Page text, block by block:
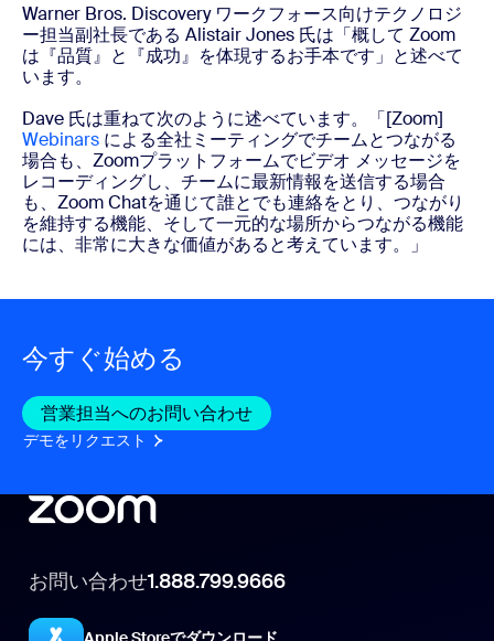
Warner Bros. Discovery ワークフォース向けテクノロジ
ー担当副社長である Alistair Jones 氏は「概して Zoom
は『品質』と『成功』を体現するお手本です」と述べて
います。
Dave 氏は重ねて次のように述べています。「[Zoom]
Webinars による全社ミーティングでチームとつながる
場合も、Zoomプラットフォームでビデオ メッセージを
レコーディングし、チームに最新情報を送信する場合
も、Zoom Chatを通じて誰とでも連絡をとり、つながり
を維持する機能、そして一元的な場所からつながる機能
には、非常に大きな価値があると考えています。」
今すぐ始める
営業担当へのお問い合わせ 営業担当へのお問い合わせ
デモをリクエスト デモをリクエスト
お問い合わせ1.888.799.9666